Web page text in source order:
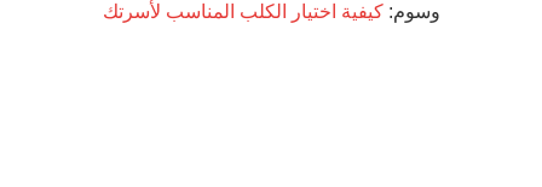
وسوم:كيفية اختيار الكلب المناسب لأسرتك